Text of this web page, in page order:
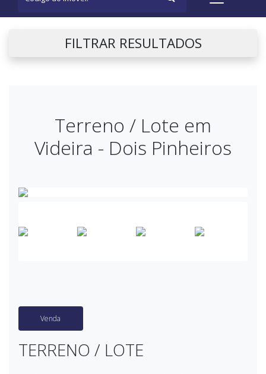
FILTRAR RESULTADOS
Terreno / Lote em
Videira - Dois Pinheiros
Venda
TERRENO / LOTE